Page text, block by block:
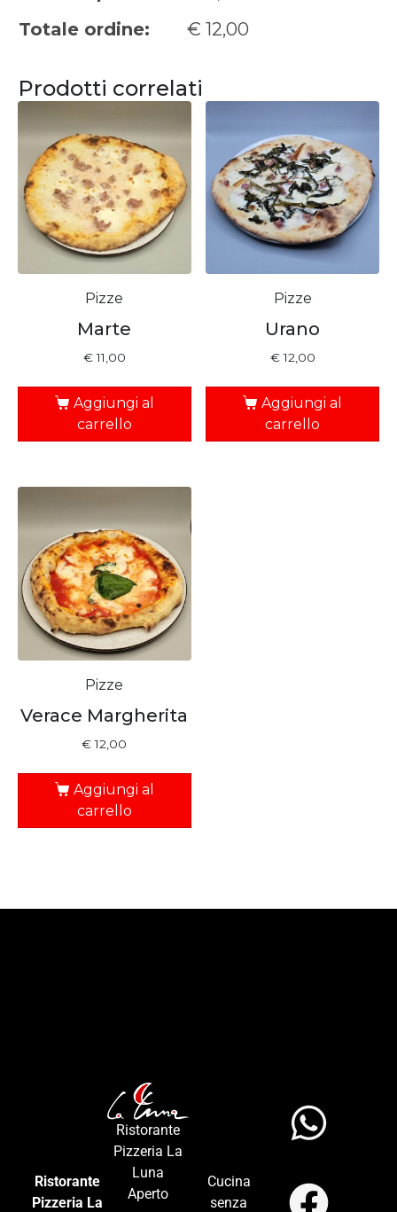
Totale ordine:
€ 12,00
Prodotti correlati
Pizze
Marte
€11,00
Aggiungi al
carrello
Pizze
Urano
€12,00
Aggiungi al
carrello
Pizze
Verace Margherita
€12,00
Aggiungi al
carrello
Ristorante
Pizzeria La
Ristorante
Pizzeria La
Luna
Aperto
Cucina
senza